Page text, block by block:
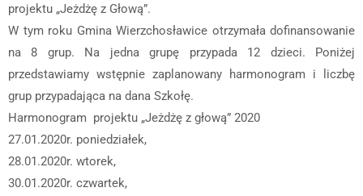
projektu „Jeżdżę z Głową”.
W tym roku Gmina Wierzchosławice otrzymała dofinansowanie
na 8 grup. Na jedna grupę przypada 12 dzieci. Poniżej
przedstawiamy wstępnie zaplanowany harmonogram i liczbę
grup przypadająca na dana Szkołę.
Harmonogram projektu „Jeżdżę z głową” 2020
27.01.2020r. poniedziałek,
28.01.2020r. wtorek,
30.01.2020r. czwartek,